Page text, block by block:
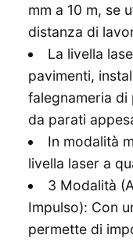
mm a 10 m, se
distanza di
La livella
pavimenti,
falegnameria
da parati
In modalità
livella laser a
3 Modalità
Impulso): Con
permette di